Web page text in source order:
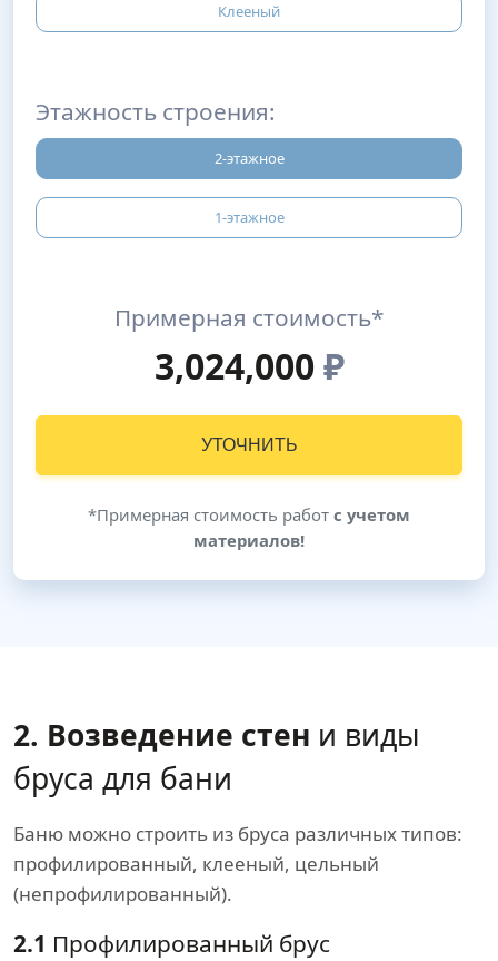
Клееный
Этажность строения:
2-этажное
1-этажное
Примерная стоимость*
3,024,000₽
УТОЧНИТЬ
*Примерная стоимость работ с учетом
материалов!
2. Возведение стен и виды
бруса для бани
Баню можно строить из бруса различных типов:
профилированный, клееный, цельный
(непрофилированный).
2.1 Профилированный брус